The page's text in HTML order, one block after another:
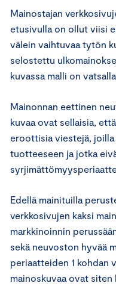
Mainostajan
etusivulla on ollut viisi
välein vaihtuvaa tytön
selostettu
kuvassa malli on
Mainonnan eettinen
kuvaa ovat sellaisia,
eroottisia viestejä,
tuotteeseen ja jotka
Edellä mainituilla
verkkosivujen kaksi
markkinoinnin
sekä neuvoston hyvää
periaatteiden 1 kohdan
mainoskuvaa ovat siten